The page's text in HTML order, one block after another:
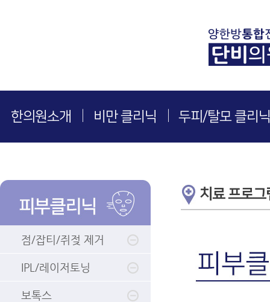
한의원소개 비만 클리닉 두피/탈모 클리닉
점/잡티/쥐젖 제거
IPL/레이저토닝
보톡스
치료 프로그